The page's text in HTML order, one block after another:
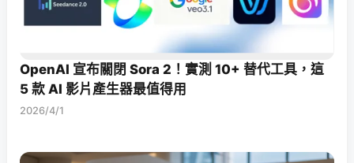
OpenAI 宣布關閉 Sora 2！實測 10+ 替代工具，這
5 款 AI 影片產生器最值得用
2026/4/1